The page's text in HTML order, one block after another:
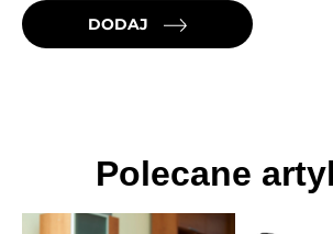
DODAJ
Polecane